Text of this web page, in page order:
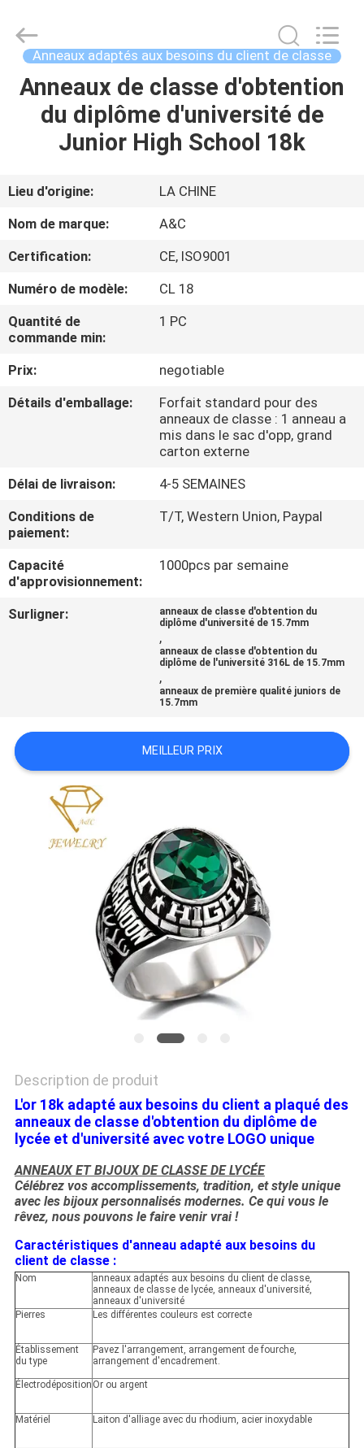
MAISON
PRODUITS
AU
SUJET
DE
VISITE
CONTRÔLE
CONTACTEZ-
NOUS
NOUVELLES
SITE
PRIVACY
POLICY
commande
Supplier.
Copyright
Reserved.
Anneaux adaptés aux besoins du client de classe
Anneaux de classe d'obtention
du diplôme d'université de
Junior High School 18k
Lieu d'origine:
LA CHINE
Nom de marque:
A&C
Certification:
CE, ISO9001
Numéro de modèle:
CL 18
Quantité de
commande min:
1 PC
Prix:
negotiable
Détails d'emballage:
Forfait standard pour des
anneaux de classe : 1 anneau a
mis dans le sac d'opp, grand
carton externe
Délai de livraison:
4-5 SEMAINES
Conditions de
paiement:
T/T, Western Union, Paypal
Capacité
d'approvisionnement:
1000pcs par semaine
Surligner:
anneaux de classe d'obtention du
diplôme d'université de 15.7mm
,
anneaux de classe d'obtention du
diplôme de l'université 316L de 15.7mm
,
anneaux de première qualité juniors de
15.7mm
MEILLEUR PRIX
Description de produit
L'or 18k adapté aux besoins du client a plaqué des
anneaux de classe d'obtention du diplôme de
lycée et d'université avec votre LOGO unique
ANNEAUX ET BIJOUX DE CLASSE DE LYCÉE
Célébrez vos accomplissements, tradition, et style unique
avec les bijoux personnalisés modernes. Ce qui vous le
rêvez, nous pouvons le faire venir vrai !
Caractéristiques d'anneau adapté aux besoins du
client de classe :
Nom
anneaux adaptés aux besoins du client de classe,
anneaux de classe de lycée, anneaux d'université,
anneaux d'université
Pierres
Les différentes couleurs est correcte
Établissement
du type
Pavez l'arrangement, arrangement de fourche,
arrangement d'encadrement.
Électrodéposition Or ou argent
Matériel Laiton d'alliage avec du rhodium, acier inoxydable